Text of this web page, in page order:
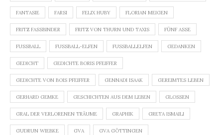
FANTASIE FARSI FELIX HUBY FLORIAN MEIGEN
FRITZ FASSBINDER FRITZ VON THURN UND TAXIS FÜNF ASSE
FUSSBALL FUSSBALL-ELFEN FUSSBALLELFEN GEDANKEN
GEDICHT GEDICHTE BORIS PFEIFFER
GEDICHTE VON BOIS PFEIFFER GENNADI ISAAK GEREIMTES LEBEN
GERHARD GEMKE GESCHICHTEN AUS DEM LEBEN GLOSSEN
GRAL DER VERLORENEN TRÄUME GRAPHIK GRETA ISMAILI
GUDRUN WIEBKE GVA GVA GÖTTINGEN